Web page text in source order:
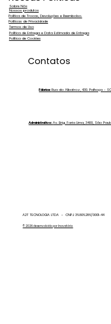
A2T TECNOLOGIA LTDA - CNPJ 36.806.286/0001-44
© 2026 desenvolvido por Inovatório
Nossos produtos
Sobre Nós
Política de Trocas, Devoluções e Reembolso.
Políticas de Privacidade
Política de Entrega e Data Estimada de Entrega
Política de Cookies
Termos de Uso
Contatos
Fábrica:Rua do Albatroz, 430. Palhoça - SC
Administrativo:Av. Brig. Faria Lima, 3400, São